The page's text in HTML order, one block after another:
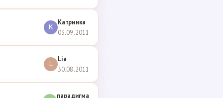
К
Катринка
03.09.2011
L
Lia
30.08.2011
парадигма